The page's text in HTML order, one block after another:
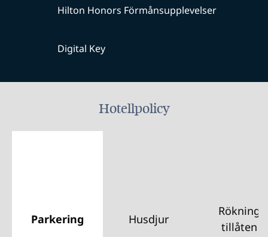
Hilton Honors Förmånsupplevelser
Digital Key
Hotellpolicy
Parkering Husdjur
Rökning
tillåten